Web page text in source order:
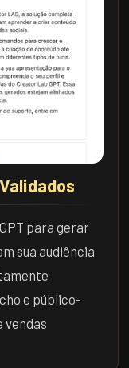
para gerar
sua audiência
e público-
vendas